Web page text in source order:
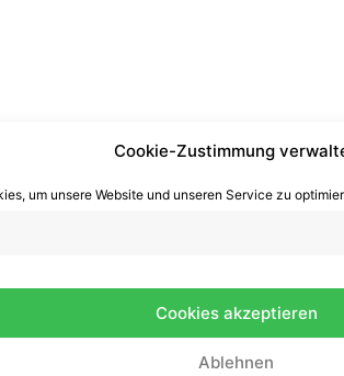
Cookie-Zustimmung
um unsere Website und unseren Service zu
Cookies akzeptieren
Ablehnen